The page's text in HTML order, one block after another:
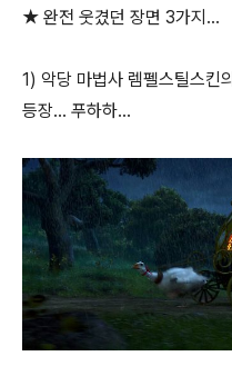
★ 완전 웃겼던 장면 3가지...
1) 악당 마법사 렘펠스틸스킨
등장... 푸하하...